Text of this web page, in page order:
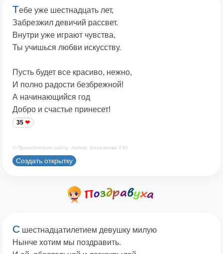
Тебе уже шестнадцать лет,
Забрезжил девичий рассвет.
Внутри уже играют чувства,
Ты учишься любви искусству.
Пусть будет все красиво, нежно,
И полно радости безбрежной!
А начинающийся год
Добро и счастье принесет!
35
© Принадлежит сайту. Автор: Безжанова Т.Ю.
Создать открытку
С шестнадцатилетием девушку милую
Нынче хотим мы поздравить.